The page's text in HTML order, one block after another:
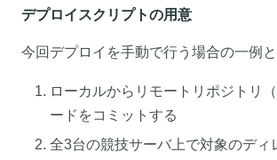
デプロイスクリプトの用意
今回デプロイを手動で行う場合の一例
ローカルからリモートリポジトリ
ードをコミットする
全3台の競技サーバ上で対象のディ